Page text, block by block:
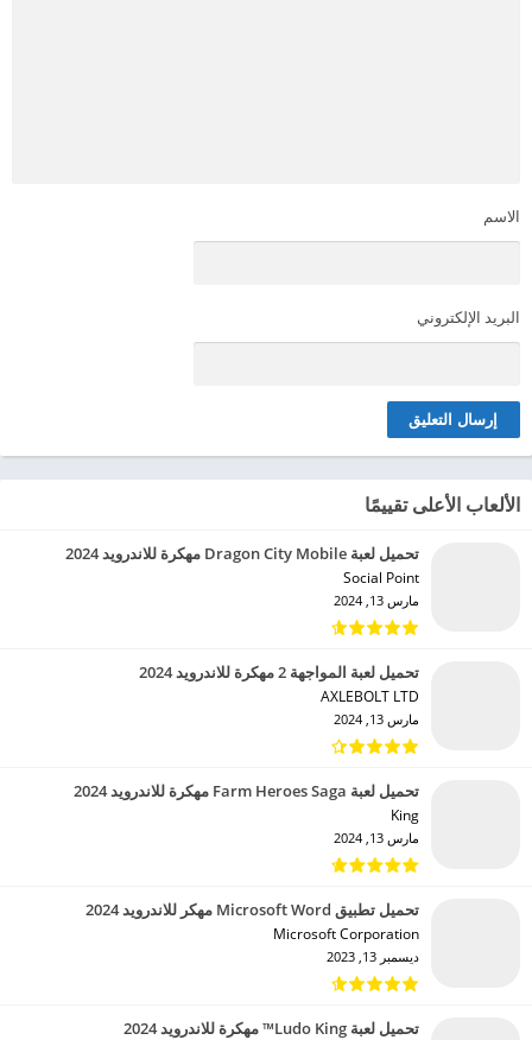
الاسم
البريد الإلكتروني
الألعاب الأعلى تقييمًا
تحميل لعبة Dragon City Mobile مهكرة للاندرويد 2024
Social Point‏
مارس 13, 2024
تحميل لعبة المواجهة 2 مهكرة للاندرويد 2024
AXLEBOLT LTD‏
مارس 13, 2024
تحميل لعبة Farm Heroes Saga مهكرة للاندرويد 2024
King‏
مارس 13, 2024
تحميل تطبيق Microsoft Word مهكر للاندرويد 2024
Microsoft Corporation‏
ديسمبر 13, 2023
تحميل لعبة Ludo King™ مهكرة للاندرويد 2024